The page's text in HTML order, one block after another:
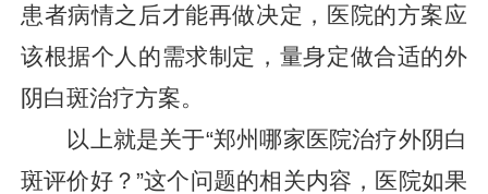
患者病情之后才能再做决定，医院的方案应
该根据个人的需求制定，量身定做合适的外
阴白斑治疗方案。
以上就是关于“郑州哪家医院治疗外阴白
斑评价好？”这个问题的相关内容，医院如果